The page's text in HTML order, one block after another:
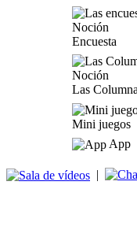
Encuesta
Las
Mini juegos
App
|